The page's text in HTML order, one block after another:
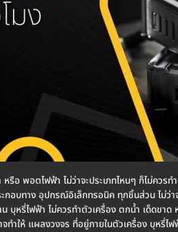
รือ พอตไฟฟ้า ไม่ว่าจะประเภทไหนๆ ก็ไม่ควร
กอบทาง อุปกรณ์อิเล็กทรอนิค ทุกชิ้นส่วน ไม่ว่า
หรี่ไฟฟ้า ไม่ควรทำตัวเครื่อง ตกน้ำ เด็ดขาด
ให้ แผลงวงจร ที่อยู่ภายในตัวเครื่อง บุหรี่ไฟ